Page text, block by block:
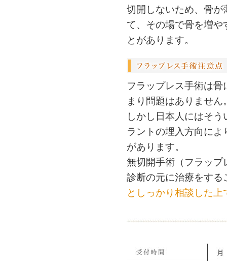
切開しないため、骨が
て、その場で骨を増
とがあります。
フラップレス手術は
まり問題はありません
しかし日本人にはそ
ラントの埋入方向に
があります。
無切開手術（フラップ
診断の元に治療をする
としっかり相談した